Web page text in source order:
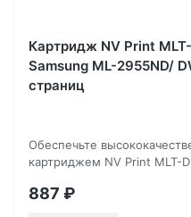
Картридж NV Print
Samsung ML-2955ND/
страниц
Обеспечьте
картриджем NV Print MLT-
887 ₽